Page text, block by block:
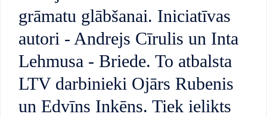
grāmatu glābšanai. Iniciatīvas
autori - Andrejs Cīrulis un Inta
Lehmusa - Briede. To atbalsta
LTV darbinieki Ojārs Rubenis
un Edvīns Inkēns. Tiek ielikts